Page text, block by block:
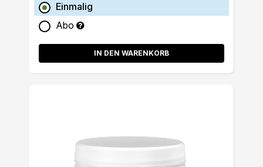
Einmalig
Abo
IN DEN WARENKORB